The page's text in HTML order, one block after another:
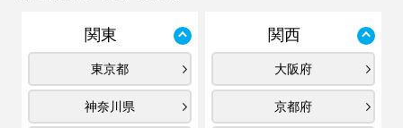
関東
東京都
神奈川県
関西
大阪府
京都府